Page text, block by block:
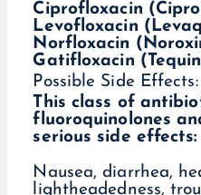
Ciprofloxacin
Levofloxacin
Norfloxacin
Gatifloxacin
Possible Side Effects:
This class of
fluoroquinolones
serious side effects:
Nausea, diarrhea,
lightheadedness,